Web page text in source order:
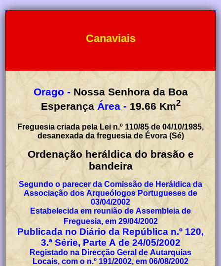
Canaviais
Orago - Nossa Senhora da Boa
Esperança Área - 19.66 Km2
Freguesia criada pela Lei n.º 110/85 de 04/10/1985,
desanexada da freguesia de Évora (Sé)
Ordenação heráldica do brasão e
bandeira
Segundo o parecer da Comissão de Heráldica da
Associação dos Arqueólogos Portugueses de
03/04/2002
Estabelecida em reunião de Assembleia de
Freguesia, em 29/04/2002
Publicada no Diário da República n.º 120,
3.ª Série, Parte A de 24/05/2002
Registado na Direcção Geral de Autarquias
Locais, com o n.º 191/2002, em 06/08/2002